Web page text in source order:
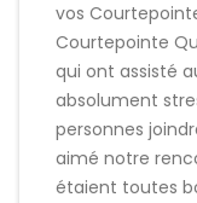
vos
Courtepointe
qui ont assisté
absolument
personnes
aimé notre
étaient toutes